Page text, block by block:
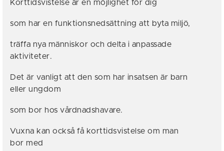
Korttidsvistelse är en möjlighet för dig
som har en funktionsnedsättning att byta miljö,
träffa nya människor och delta i anpassade
aktiviteter.
Det är vanligt att den som har insatsen är barn
eller ungdom
som bor hos vårdnadshavare.
Vuxna kan också få korttidsvistelse om man
bor med